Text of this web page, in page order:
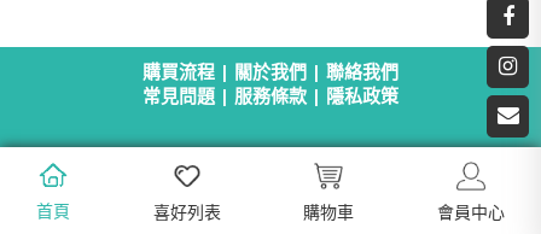
首頁 喜好列表 購物車 會員中心
購買流程 | 關於我們 | 聯絡我們
常見問題 | 服務條款 | 隱私政策